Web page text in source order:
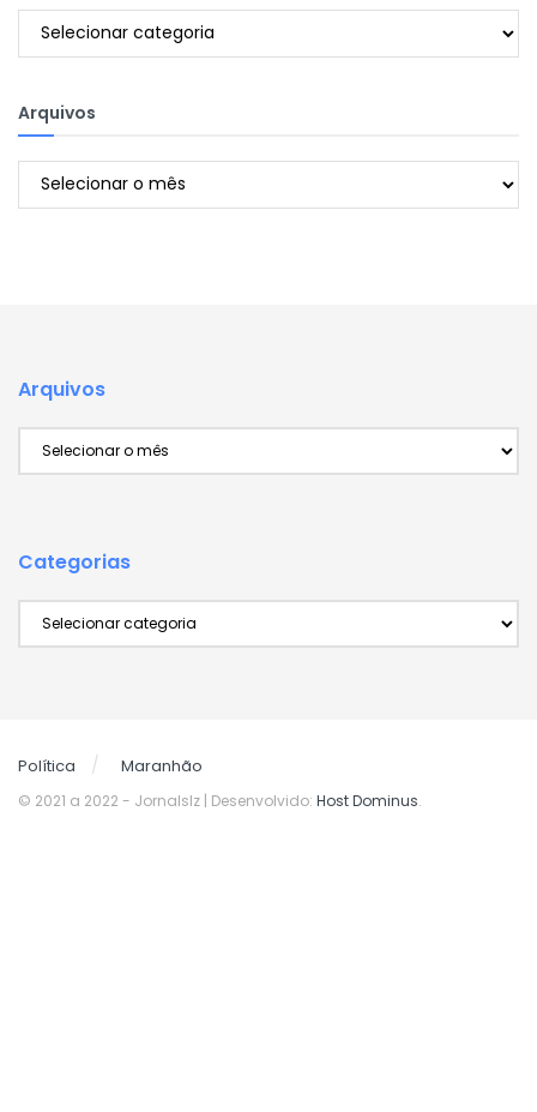
Categorias
Arquivos
Arquivos
Arquivos
Categorias
Política Maranhão
© 2021 a 2022 - Jornalslz | Desenvolvido: Host Dominus.